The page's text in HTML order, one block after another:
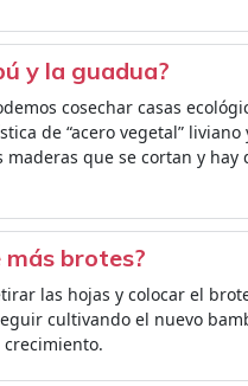
y la guadua?
cosechar casas
de “acero vegetal”
que se cortan y hay
más brotes?
las hojas y colocar el
cultivando el nuevo